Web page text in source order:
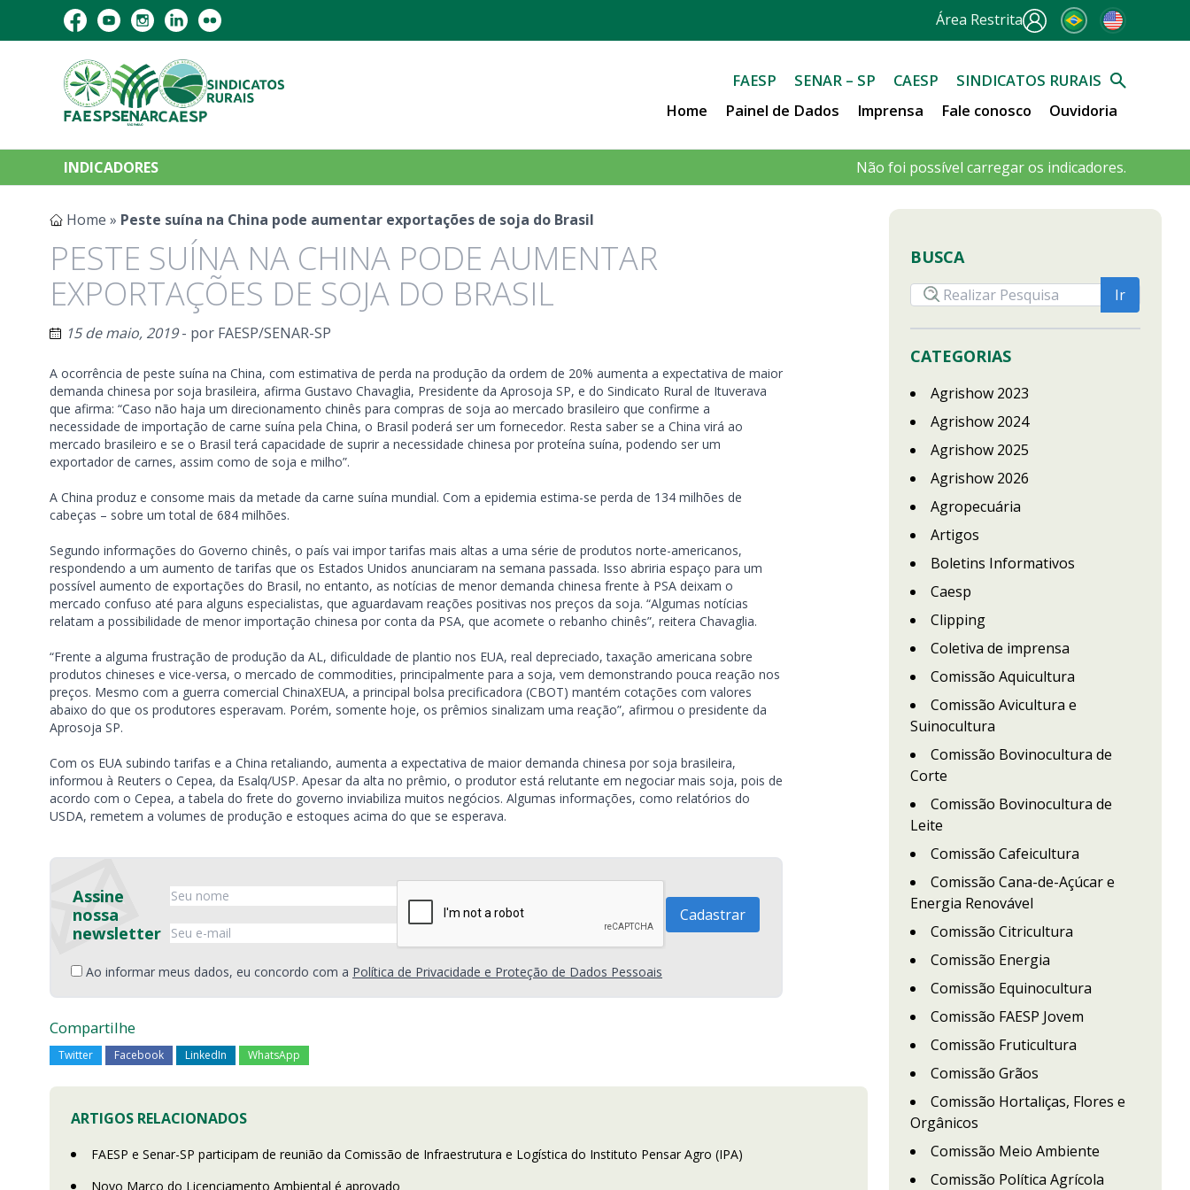
Área Restrita
FAESP SENAR – SP CAESP
SINDICATOS RURAIS
Home
Painel de Dados Imprensa Fale conosco Ouvidoria
INDICADORES Não foi possível carregar os indicadores.
Home » Peste suína na China pode aumentar exportações de soja do Brasil
PESTE SUÍNA NA CHINA PODE AUMENTAR
EXPORTAÇÕES DE SOJA DO BRASIL
15 de maio, 2019- por FAESP/SENAR-SP
A ocorrência de peste suína na China, com estimativa de perda na produção da ordem de 20% aumenta a expectativa de maior
demanda chinesa por soja brasileira, afirma Gustavo Chavaglia, Presidente da Aprosoja SP, e do Sindicato Rural de Ituverava
que afirma: “Caso não haja um direcionamento chinês para compras de soja ao mercado brasileiro que confirme a
necessidade de importação de carne suína pela China, o Brasil poderá ser um fornecedor. Resta saber se a China virá ao
mercado brasileiro e se o Brasil terá capacidade de suprir a necessidade chinesa por proteína suína, podendo ser um
exportador de carnes, assim como de soja e milho”.
A China produz e consome mais da metade da carne suína mundial. Com a epidemia estima-se perda de 134 milhões de
cabeças – sobre um total de 684 milhões.
Segundo informações do Governo chinês, o país vai impor tarifas mais altas a uma série de produtos norte-americanos,
respondendo a um aumento de tarifas que os Estados Unidos anunciaram na semana passada. Isso abriria espaço para um
possível aumento de exportações do Brasil, no entanto, as notícias de menor demanda chinesa frente à PSA deixam o
mercado confuso até para alguns especialistas, que aguardavam reações positivas nos preços da soja. “Algumas notícias
relatam a possibilidade de menor importação chinesa por conta da PSA, que acomete o rebanho chinês”, reitera Chavaglia.
“Frente a alguma frustração de produção da AL, dificuldade de plantio nos EUA, real depreciado, taxação americana sobre
produtos chineses e vice-versa, o mercado de commodities, principalmente para a soja, vem demonstrando pouca reação nos
preços. Mesmo com a guerra comercial ChinaXEUA, a principal bolsa precificadora (CBOT) mantém cotações com valores
abaixo do que os produtores esperavam. Porém, somente hoje, os prêmios sinalizam uma reação”, afirmou o presidente da
Aprosoja SP.
Com os EUA subindo tarifas e a China retaliando, aumenta a expectativa de maior demanda chinesa por soja brasileira,
informou à Reuters o Cepea, da Esalq/USP. Apesar da alta no prêmio, o produtor está relutante em negociar mais soja, pois de
acordo com o Cepea, a tabela do frete do governo inviabiliza muitos negócios. Algumas informações, como relatórios do
USDA, remetem a volumes de produção e estoques acima do que se esperava.
Assine
nossa
newsletter
Ao informar meus dados, eu concordo com a Política de Privacidade e Proteção de Dados Pessoais
Compartilhe
Twitter Facebook LinkedIn WhatsApp
ARTIGOS RELACIONADOS
FAESP e Senar-SP participam de reunião da Comissão de Infraestrutura e Logística do Instituto Pensar Agro (IPA)
Novo Marco do Licenciamento Ambiental é aprovado
BUSCA
CATEGORIAS
Agrishow 2023
Agrishow 2024
Agrishow 2025
Agrishow 2026
Agropecuária
Artigos
Boletins Informativos
Caesp
Clipping
Coletiva de imprensa
Comissão Aquicultura
Comissão Avicultura e
Suinocultura
Comissão Bovinocultura de
Corte
Comissão Bovinocultura de
Leite
Comissão Cafeicultura
Comissão Cana-de-Açúcar e
Energia Renovável
Comissão Citricultura
Comissão Energia
Comissão Equinocultura
Comissão FAESP Jovem
Comissão Fruticultura
Comissão Grãos
Comissão Hortaliças, Flores e
Orgânicos
Comissão Meio Ambiente
Comissão Política Agrícola